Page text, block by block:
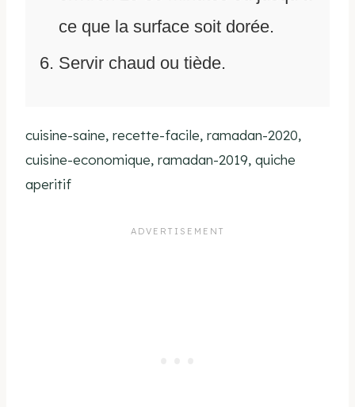
ce que la surface soit dorée.
Servir chaud ou tiède.
cuisine-saine, recette-facile, ramadan-2020,
cuisine-economique, ramadan-2019, quiche
aperitif